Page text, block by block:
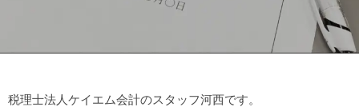
税理士法人ケイエム会計のスタッフ河西です。